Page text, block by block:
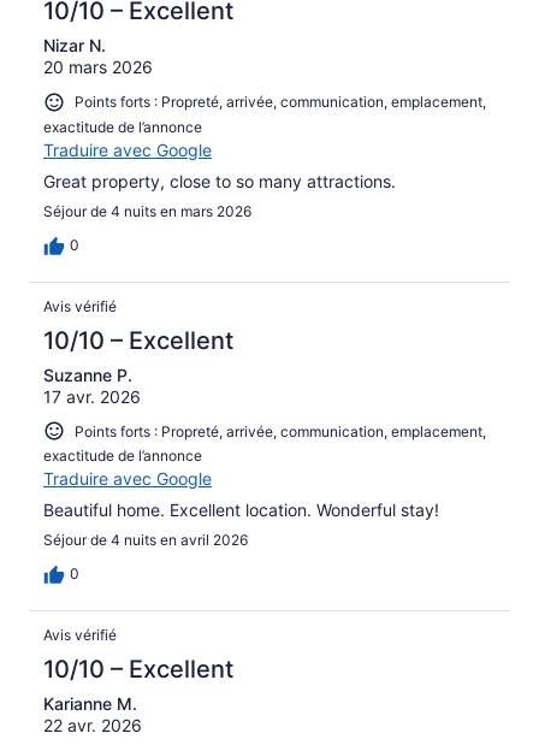
10/10 – Excellent
Nizar N.
20 mars 2026
Points forts : Propreté, arrivée, communication, emplacement,
exactitude de l’annonce
Traduire avec Google
Great property, close to so many attractions.
Séjour de 4 nuits en mars 2026
0
Avis vérifié
10/10 – Excellent
Suzanne P.
17 avr. 2026
Points forts : Propreté, arrivée, communication, emplacement,
exactitude de l’annonce
Traduire avec Google
Beautiful home. Excellent location. Wonderful stay!
Séjour de 4 nuits en avril 2026
0
Avis vérifié
10/10 – Excellent
Karianne M.
22 avr. 2026